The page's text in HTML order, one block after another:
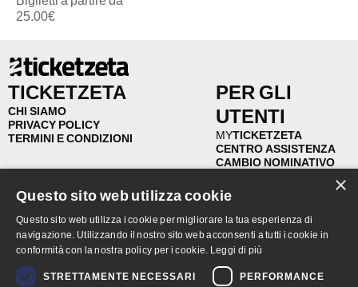
25.00€
TICKETZETA
CHI SIAMO
PRIVACY POLICY
TERMINI E CONDIZIONI
PER GLI
UTENTI
MYTICKETZETA
CENTRO ASSISTENZA
CAMBIO NOMINATIVO
RIMBORSI
FAQ
PER GLI
ORGANIZZATORI
PUNTI
VENDITA
×
Questo sito web utilizza cookie
Questo sito web utilizza i cookie per migliorare la tua esperienza di
navigazione. Utilizzando il nostro sito web acconsenti a tutti i cookie in
conformità con la nostra policy per i cookie. Leggi di più
STRETTAMENTE NECESSARI PERFORMANCE